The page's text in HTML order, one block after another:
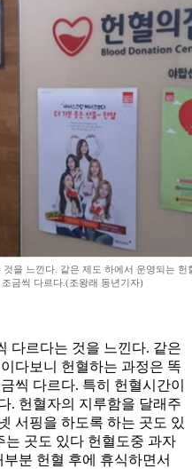
을 느낀다. 같은 제도 하에서 운영되는 헌
금씩 다르다.(조왕래 동년기자)
다르다는 것을 느낀다. 같은
다보니 헌혈하는 과정은 똑
씩 다르다. 특히 헌혈시간이
. 헌혈자의 지루함을 달래주
서핑을 하도록 하는 곳도 있
곳도 있다 헌혈도중 과자
분 헌혈 후에 휴식하면서